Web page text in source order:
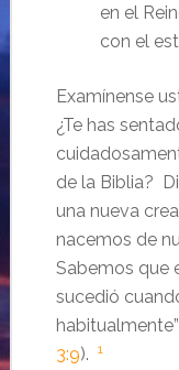
en el
con el
Examínense
¿Te has
de la Biblia?
una nueva
nacemos de
Sabemos que
sucedió
3:9). 1